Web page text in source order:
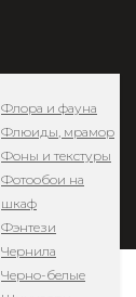
Флора и фауна
Флюиды, мрамор
Фоны и текстуры
Фотообои на
шкаф
Фэнтези
Чернила
Черно-белые